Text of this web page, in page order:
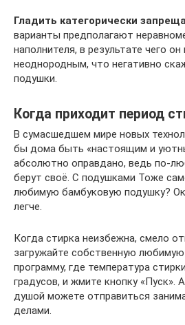
Гладить категорически
варианты предполагают
наполнителя, в результате чего
неоднородным, что негативно
подушки.
Когда приходит период
В сумасшедшем мире новых
бы дома быть «настоящим и
абсолютно оправдано, ведь по-
берут своё. С подушками Тоже
любимую бамбуковую подушку?
легче.
Когда стирка неизбежна, смело
загружайте собственную
программу, где температура
градусов, и жмите кнопку «Пуск».
душой можете отправиться
делами.